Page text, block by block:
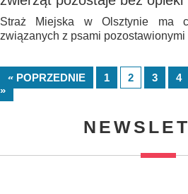
Straż Miejska w Olsztynie ma
związanych z psami
« POPRZEDNIE 1 2 3 4
»